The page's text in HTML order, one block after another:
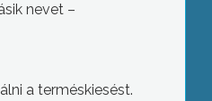
nevet –
a terméskiesést.